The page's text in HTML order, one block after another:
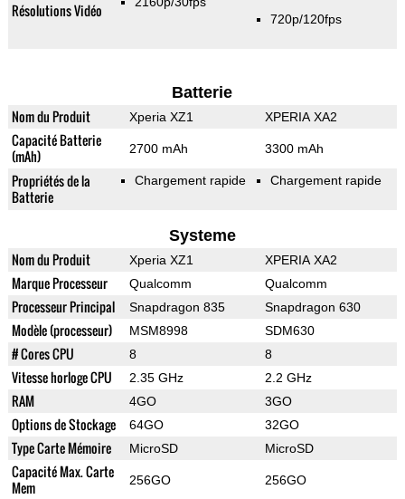
Résolutions Vidéo
720p/120fps
Batterie
Nom du Produit Xperia XZ1 XPERIA XA2
Capacité Batterie
(mAh)
2700 mAh 3300 mAh
Propriétés de la
Batterie
Chargement rapide Chargement rapide
Systeme
Nom du Produit Xperia XZ1 XPERIA XA2
Marque Processeur Qualcomm Qualcomm
Processeur Principal Snapdragon 835 Snapdragon 630
Modèle (processeur) MSM8998 SDM630
# Cores CPU 8 8
Vitesse horloge CPU 2.35 GHz 2.2 GHz
RAM 4GO 3GO
Options de Stockage 64GO 32GO
Type Carte Mémoire MicroSD MicroSD
Capacité Max. Carte
Mem
256GO 256GO